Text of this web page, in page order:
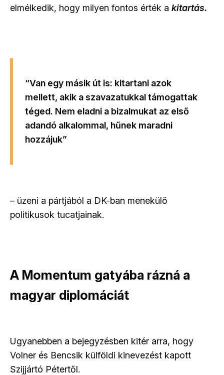
elmélkedik, hogy milyen fontos érték a kitartás.
“Van egy másik út is: kitartani azok
mellett, akik a szavazatukkal támogattak
téged. Nem eladni a bizalmukat az első
adandó alkalommal, hűnek maradni
hozzájuk”
– üzeni a pártjából a DK-ban menekülő
politikusok tucatjainak.
A Momentum gatyába rázná a
magyar diplomáciát
Ugyanebben a bejegyzésben kitér arra, hogy
Volner és Bencsik külföldi kinevezést kapott
Szijjártó Pétertől.